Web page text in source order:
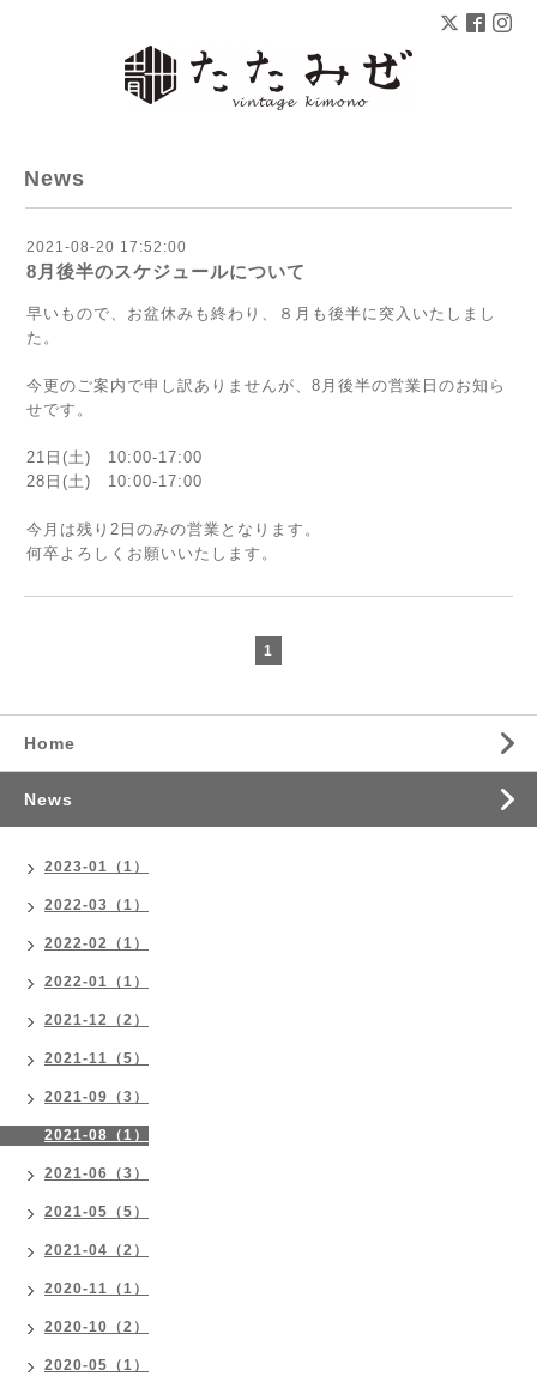
News
2021-08-20 17:52:00
8月後半のスケジュールについて
早いもので、お盆休みも終わり、８月も後半に突入いたしまし
た。
今更のご案内で申し訳ありませんが、8月後半の営業日のお知ら
せです。
21日(土) 10:00-17:00
28日(土) 10:00-17:00
今月は残り2日のみの営業となります。
何卒よろしくお願いいたします。
1
Home
News
2023-01（1）
2022-03（1）
2022-02（1）
2022-01（1）
2021-12（2）
2021-11（5）
2021-09（3）
2021-08（1）
2021-06（3）
2021-05（5）
2021-04（2）
2020-11（1）
2020-10（2）
2020-05（1）